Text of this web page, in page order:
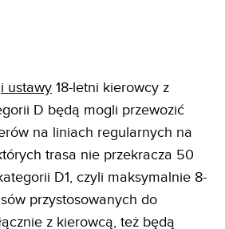
ustawy 18-letni kierowcy z
D będą mogli przewozić
na liniach regularnych na
trasa nie przekracza 50
D1, czyli maksymalnie 8-
przystosowanych do
z kierowcą, też będą